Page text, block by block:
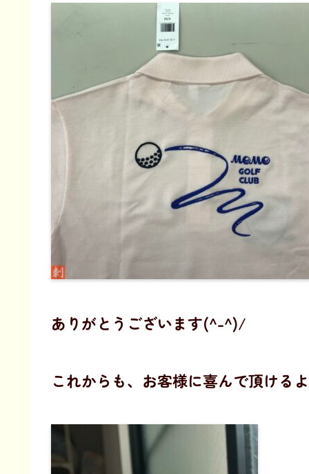
ありがとうございます(^-^)/
これからも、お客様に喜んで頂ける